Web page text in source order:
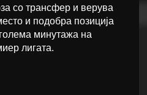
со трансфер и верува
и подобра позиција
минутажа на
лигата.